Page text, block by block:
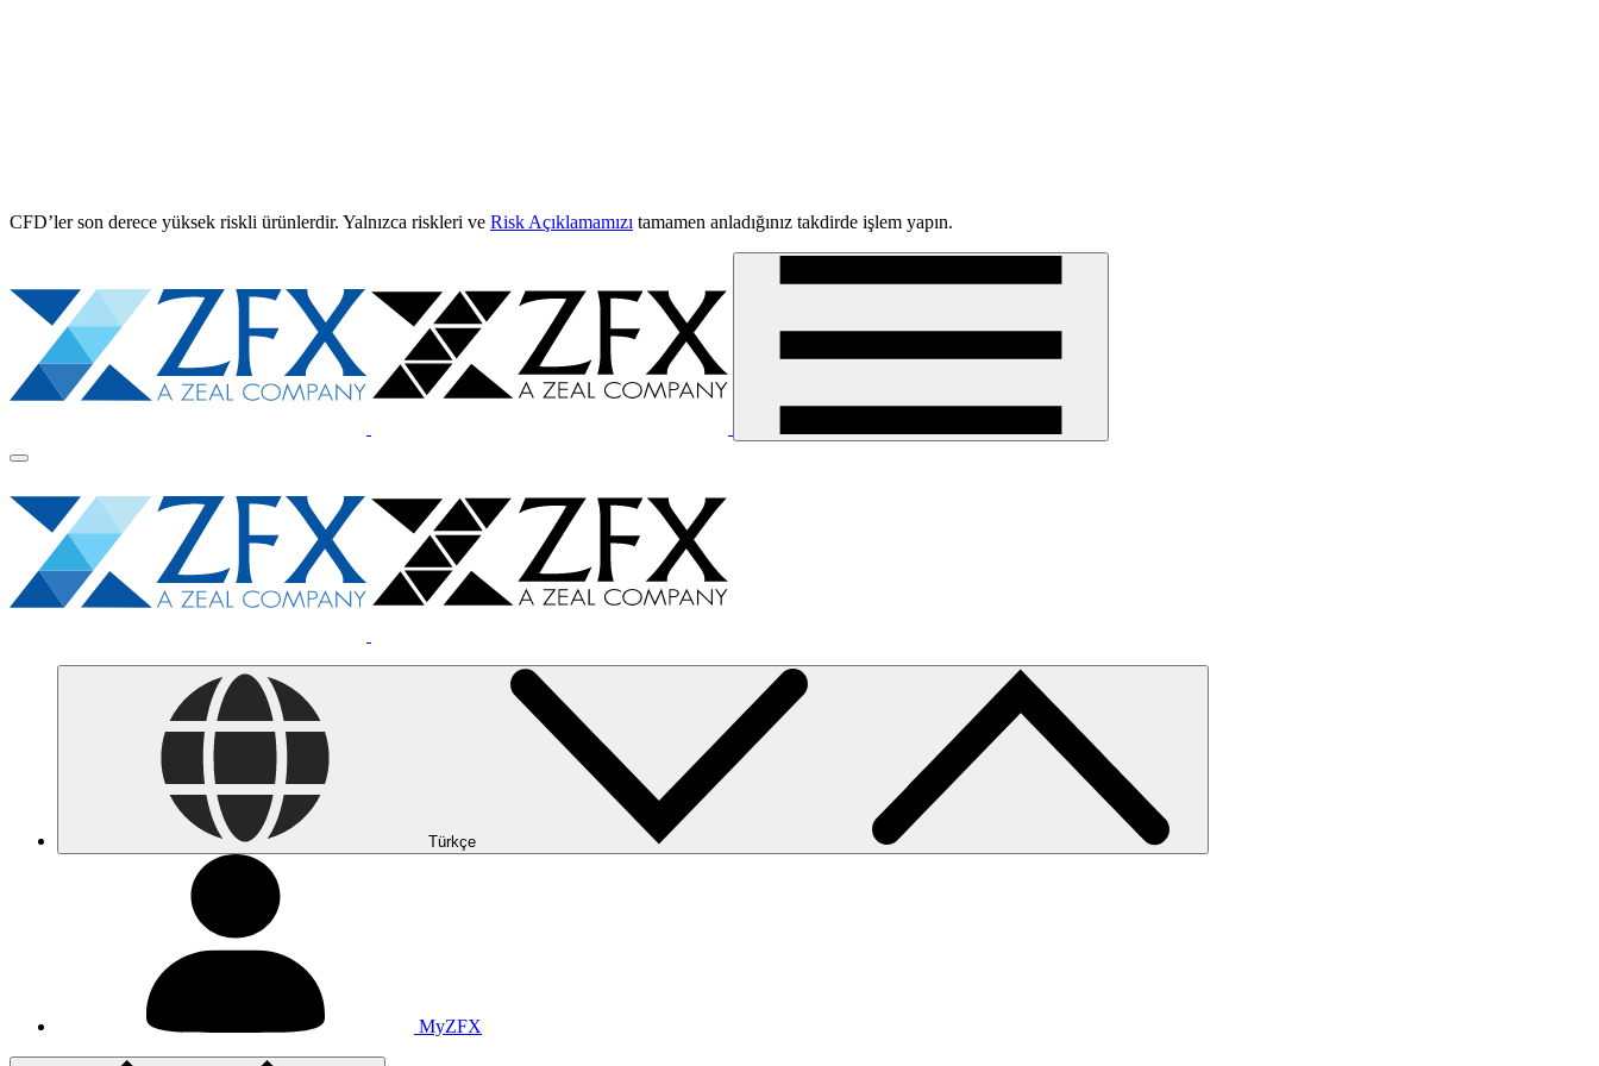
CFD’ler son derece yüksek riskli ürünlerdir. Yalnızca riskleri ve Risk Açıklamamızı tamamen anladığınız takdirde işlem yapın.
Türkçe
MyZFX